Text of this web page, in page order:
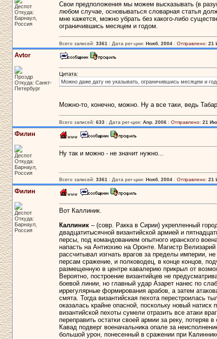
Деспот
Откуда:
Барнаул,
Россия
Свои предположения мы можем высказывать (в
любом случае, основываться словарная статья
мне кажется, можно убрать без какого-либо
ограничившись месяцем и годом.
Всего записей: 3361 : Дата рег-ции: Нояб. 2004: Отправлено: 21
Avtor
Проэдр
Откуда: Санкт-
Петербург
Цитата:
Можно даже дату не указывать, ограничившись месяцем и
Можно-то, конечно, можно. Ну а все таки, ведь
Всего записей: 633: Дата рег-ции: Апр. 2006: Отправлено: 21
Филин
Деспот
Откуда:
Барнаул,
Россия
Ну так и можно - не значит нужно...
Всего записей: 3361 : Дата рег-ции: Нояб. 2004: Отправлено: 21
Филин
Деспот
Откуда:
Барнаул,
Россия
Вот Каллиник.
Каллиник – (совр. Ракка в Сирии) укрепленный
двадцатитысячной византийской армией и
персы, под командованием опытного иранского
напасть на Антиохию на Оронте. Магистр
рассчитывал изгнать врагов за пределы империи,
персам сражение, и полководец, в конце концов,
размещенную в центре кавалерию прикрыл от
Вероятно, построение византийцев не
боевой линии, но главный удар Азарет нанес по
иррегулярные формирования арабов, а затем
смята. Тогда византийская пехота перестроилась
оказалась крайне опасной, поскольку новый
византийской пехоты сумели отразить все атаки
переправить остатки своей армии за реку,
Кавад подверг военачальника опале за
большой урон, понесенный в сражении при